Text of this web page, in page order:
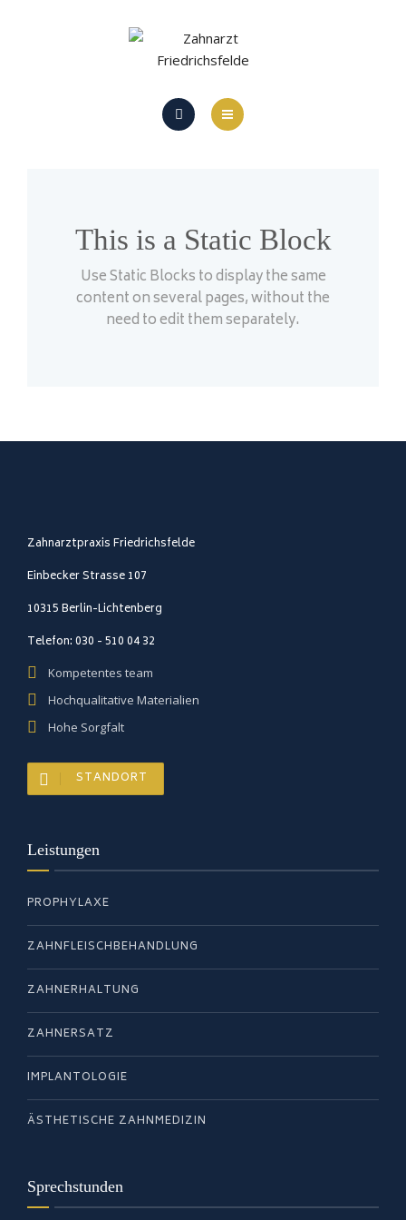
TERMIN VEREINBAREN
This is a Static Block
Use Static Blocks to display the same
content on several pages, without the
need to edit them separately.
Zahnarztpraxis Friedrichsfelde
Einbecker Strasse 107
10315 Berlin-Lichtenberg
Telefon: 030 - 510 04 32
Kompetentes team
Hochqualitative Materialien
Hohe Sorgfalt
STANDORT
Leistungen
PROPHYLAXE
ZAHNFLEISCHBEHANDLUNG
ZAHNERHALTUNG
ZAHNERSATZ
IMPLANTOLOGIE
ÄSTHETISCHE ZAHNMEDIZIN
Sprechstunden